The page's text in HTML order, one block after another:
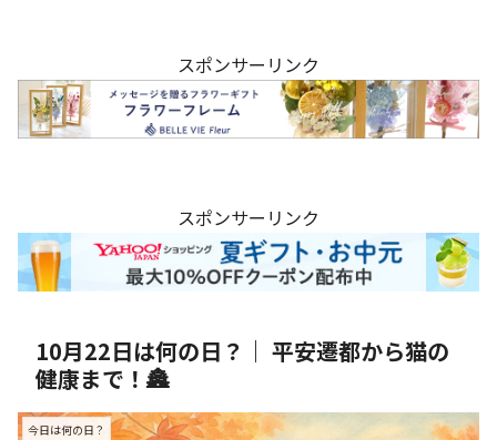
スポンサーリンク
スポンサーリンク
10月22日は何の日？｜ 平安遷都から猫の
健康まで！🏯
今日は何の日？